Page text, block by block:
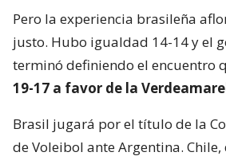
Pero la experiencia brasileña
justo. Hubo igualdad 14-14 y el
terminó definiendo el encuentro
19-17 a favor de la
Brasil jugará por el título de la
de Voleibol ante Argentina. Chile,